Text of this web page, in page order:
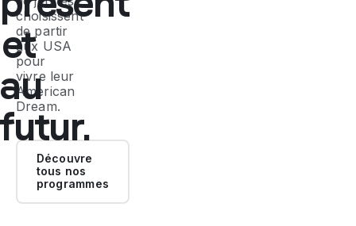
et
au
futur.
choisissent
de partir
aux USA
pour
vivre leur
American
Dream.
Découvre
tous nos
programmes